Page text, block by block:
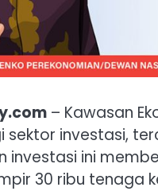
– Kawasan
investasi,
investasi ini
30 ribu tenaga